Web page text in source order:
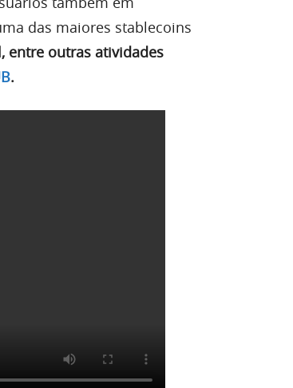
das maiores stablecoins
entre outras atividades
.